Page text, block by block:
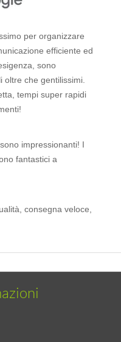
per organizzare
efficiente ed
sono
che gentilissimi.
tempi super rapidi
impressionanti! I
fantastici a
consegna veloce,